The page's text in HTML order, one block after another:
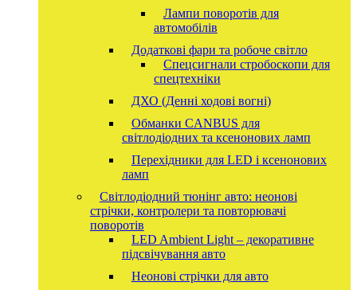
Лампи поворотів для
автомобілів
Додаткові фари та робоче світло
Спецсигнали стробоскопи для
спецтехніки
ДХО (Денні ходові вогні)
Обманки CANBUS для
світлодіодних та ксенонових ламп
Перехідники для LED і ксенонових
ламп
Світлодіодний тюнінг авто: неонові
стрічки, контролери та повторювачі
поворотів
LED Ambient Light – декоративне
підсвічування авто
Неонові стрічки для авто